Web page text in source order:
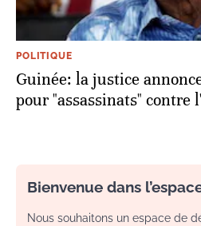
POLITIQUE
Guinée: la justice
pour "assassinats" contre
Bienvenue dans
Nous souhaitons un espace de